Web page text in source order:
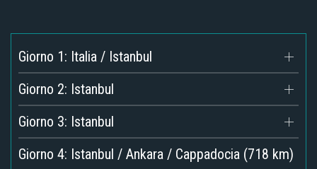
Giorno 1: Italia / Istanbul
Giorno 2: Istanbul
Giorno 3: Istanbul
Giorno 4: Istanbul / Ankara / Cappadocia (718 km)